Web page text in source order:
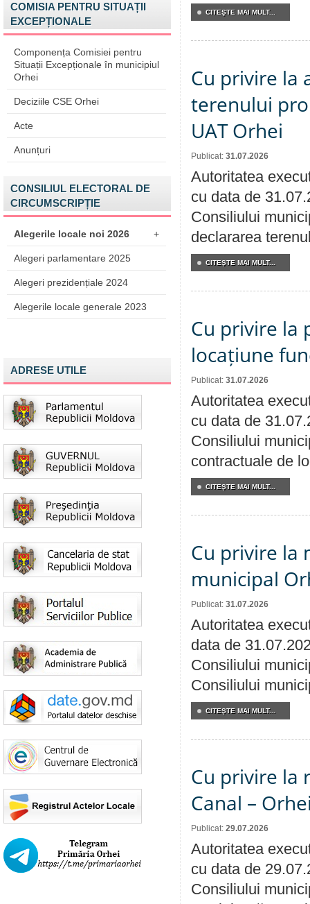
COMISIA PENTRU SITUAȚII
EXCEPȚIONALE
Componența Comisiei pentru
Situații Excepționale în municipiul
Orhei
Deciziile CSE Orhei
Acte
Anunțuri
CONSILIUL ELECTORAL DE
CIRCUMSCRIPȚIE
Alegerile locale noi 2026 +
Alegeri parlamentare 2025
Alegeri prezidențiale 2024
Alegerile locale generale 2023
ADRESE UTILE
CITEŞTE MAI MULT...
Cu privire la
terenului
UAT Orhei
Publicat: 31.07.2026
Autoritatea
cu data de
Consiliului
declararea
CITEŞTE MAI MULT...
Cu privire la
locațiune
Publicat: 31.07.2026
Autoritatea
cu data de
Consiliului
contractuale de
CITEŞTE MAI MULT...
Cu privire la
municipal
Publicat: 31.07.2026
Autoritatea
data de
Consiliului
Consiliului
CITEŞTE MAI MULT...
Cu privire la
Canal –
Publicat: 29.07.2026
Autoritatea
cu data de
Consiliului